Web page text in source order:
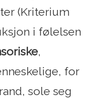
(Kriterium
i følelsen
,
for
sole seg